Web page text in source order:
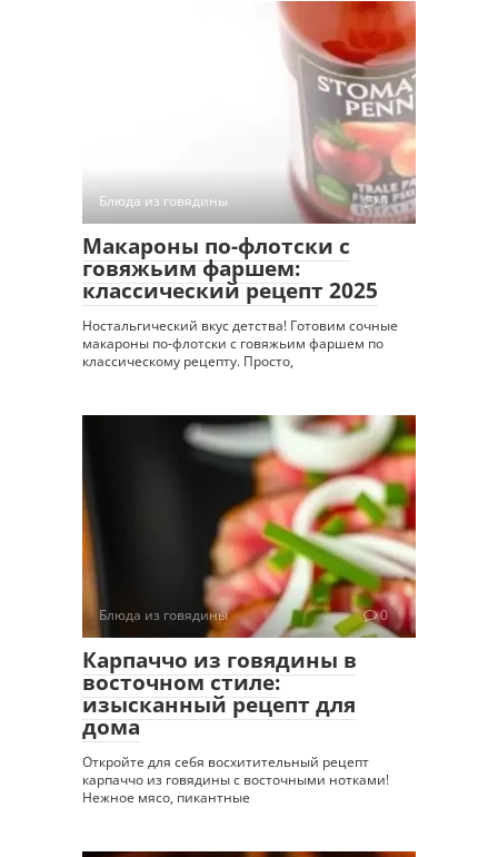
Блюда из говядины 0
Макароны по-флотски с
говяжьим фаршем:
классический рецепт 2025
Ностальгический вкус детства! Готовим сочные
макароны по-флотски с говяжьим фаршем по
классическому рецепту. Просто,
Блюда из говядины 0
Карпаччо из говядины в
восточном стиле:
изысканный рецепт для
дома
Откройте для себя восхитительный рецепт
карпаччо из говядины с восточными нотками!
Нежное мясо, пикантные